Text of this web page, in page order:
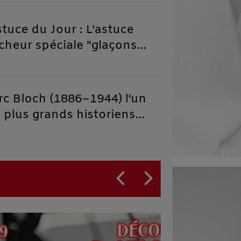
du Jour : L'astuce
spéciale "glaçons
Bloch (1886–1944) l'un
plus grands historiens